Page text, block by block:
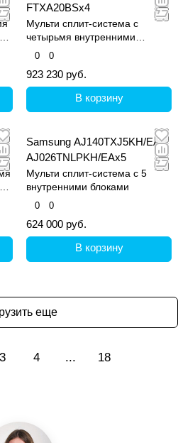
FTXA20BSx4
Мульти сплит-система с
четырьмя внутренними
блоками (20, 20, 20 и 20 кв.м)
0 0
923 230 руб.
В корзину
Samsung AJ140TXJ5KH/EA /
AJ026TNLPKH/EAx5
Мульти сплит-система с 5
внутренними блоками
0 0
624 000 руб.
В корзину
еще
3 4 ... 18